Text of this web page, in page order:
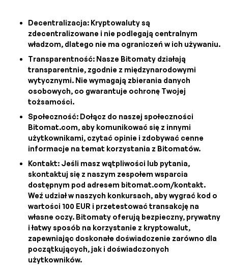
Decentralizacja: Kryptowaluty są
zdecentralizowane i nie podlegają centralnym
władzom, dlatego nie ma ograniczeń w ich używaniu.
Transparentność: Nasze Bitomaty działają
transparentnie, zgodnie z międzynarodowymi
wytycznymi. Nie wymagają zbierania danych
osobowych, co gwarantuje ochronę Twojej
tożsamości.
Społeczność: Dołącz do naszej społeczności
Bitomat.com, aby komunikować się z innymi
użytkownikami, czytać opinie i zdobywać cenne
informacje na temat korzystania z Bitomatów.
Kontakt: Jeśli masz wątpliwości lub pytania,
skontaktuj się z naszym zespołem wsparcia
dostępnym pod adresem bitomat.com/kontakt.
Weź udział w naszych konkursach, aby wygrać kod o
wartości 100 EUR i przetestować transakcję na
własne oczy. Bitomaty oferują bezpieczny, prywatny
i łatwy sposób na korzystanie z kryptowalut,
zapewniając doskonałe doświadczenie zarówno dla
początkujących, jak i doświadczonych
użytkowników.